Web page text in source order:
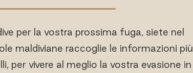
per la vostra prossima fuga, siete nel
maldiviane raccoglie le informazioni più
per vivere al meglio la vostra evasione in